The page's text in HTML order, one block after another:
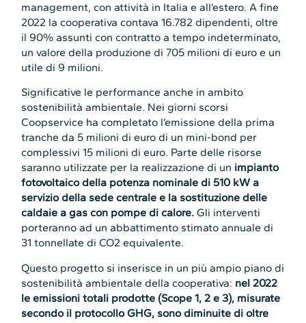
management, con attività in Italia e all’estero. A fine
2022 la cooperativa contava 16.782 dipendenti, oltre
il 90% assunti con contratto a tempo indeterminato,
un valore della produzione di 705 milioni di euro e un
utile di 9 milioni.
Significative le performance anche in ambito
sostenibilità ambientale. Nei giorni scorsi
Coopservice ha completato l’emissione della prima
tranche da 5 milioni di euro di un mini-bond per
complessivi 15 milioni di euro. Parte delle risorse
saranno utilizzate per la realizzazione di un impianto
fotovoltaico della potenza nominale di 510 kW a
servizio della sede centrale e la sostituzione delle
caldaie a gas con pompe di calore.Gli interventi
porteranno ad un abbattimento stimato annuale di
31 tonnellate di CO2 equivalente.
Questo progetto si inserisce in un più ampio piano di
sostenibilità ambientale della cooperativa: nel 2022
le emissioni totali prodotte (Scope 1, 2 e 3), misurate
secondo il protocollo GHG, sono diminuite di oltre